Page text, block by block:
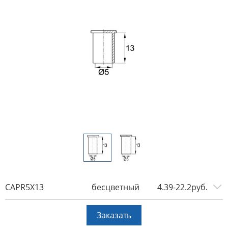
CAPR5X13 бесцветный 4.39-22.2руб.
Заказать